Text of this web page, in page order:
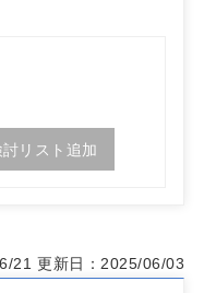
討リスト追加
21 更新日：2025/06/03